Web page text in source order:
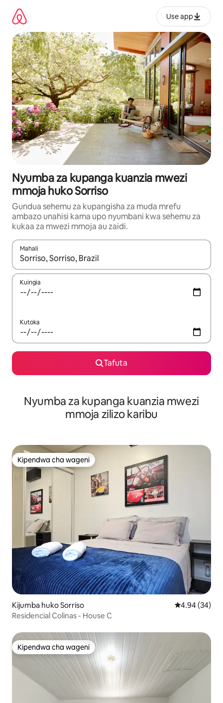
kwenda
kwenye
maudhui
Use app
Nyumba za kupanga kuanzia mwezi
mmoja huko Sorriso
Gundua sehemu za kupangisha za muda mrefu
ambazo unahisi kama upo nyumbani kwa sehemu za
kukaa za mwezi mmoja au zaidi.
Mahali
Wakati matokeo yanapatikana, vinjari kwa kutumia vitufe vya
Kuingia
Kutoka
Tafuta
Nyumba za kupanga kuanzia mwezi
mmoja zilizo karibu
Kipendwa cha wageni
Kipendwa cha wageni
Kijumba huko Sorriso Ukadiriaji wa
4.94 (34)
Residencial Colinas - House C
Kipendwa cha wageni
Kipendwa cha wageni